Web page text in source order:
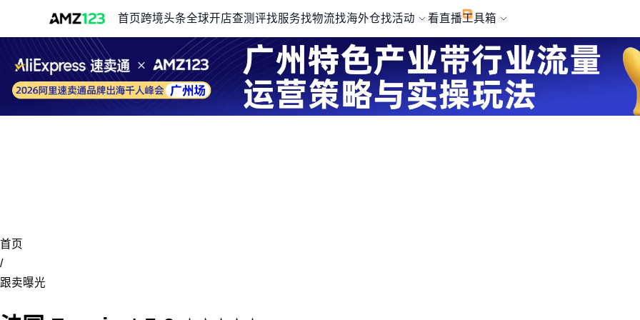
首页 跨境头条全球开店查测评找服务找物流找海外仓找活动 看直播工具箱
首页
/
跟卖曝光